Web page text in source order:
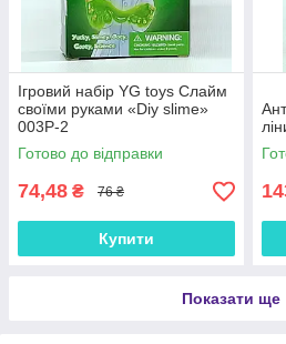
Ігровий набір YG toys Слайм
своїми руками «Diy slime»
003P-2
Готово до відправки
74,48 ₴ 76 ₴
Купити
Показати ще